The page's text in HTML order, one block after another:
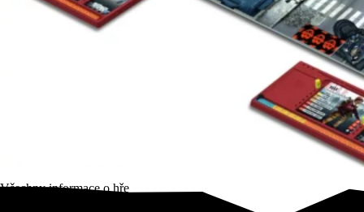
Všechny informace o hře